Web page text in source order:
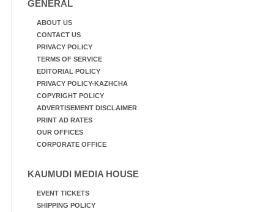
GENERAL
ABOUT US
CONTACT US
PRIVACY POLICY
TERMS OF SERVICE
EDITORIAL POLICY
PRIVACY POLICY-KAZHCHA
COPYRIGHT POLICY
ADVERTISEMENT DISCLAIMER
PRINT AD RATES
OUR OFFICES
CORPORATE OFFICE
KAUMUDI MEDIA HOUSE
EVENT TICKETS
SHIPPING POLICY